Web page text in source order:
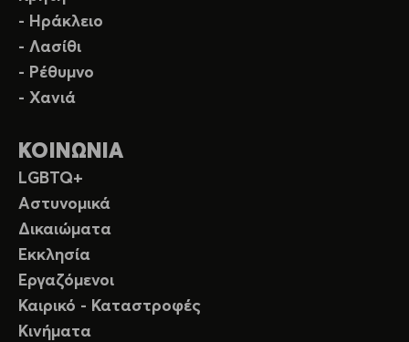
- Ηράκλειο
- Λασίθι
- Ρέθυμνο
- Χανιά
ΚΟΙΝΩΝΙΑ
LGBTQ+
Αστυνομικά
Δικαιώματα
Εκκλησία
Εργαζόμενοι
Καιρικό - Καταστροφές
Κινήματα